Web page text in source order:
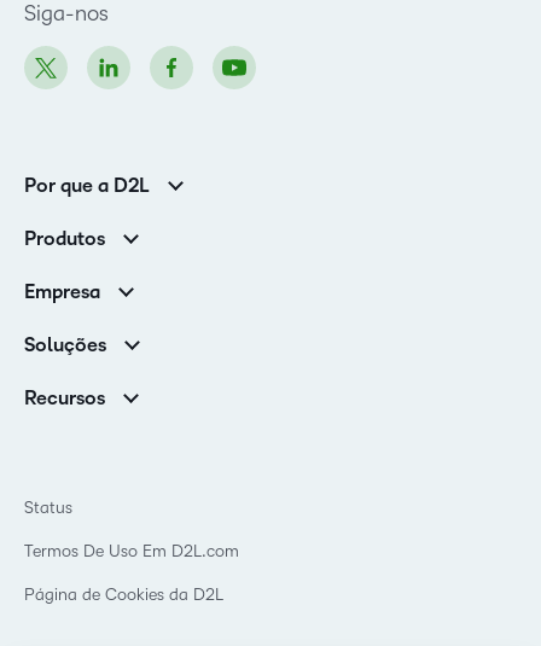
Siga-nos
Por que a D2L
Clientes de associações
Produtos
Serviços e suporte
Nuvem Brightspace
Empresa
Contato e unidades
Notícias
Soluções
Educação básica
Instituições de capacitação
Recursos
Comunidade
Status
Termos De Uso Em D2L.com
Página de Cookies da D2L